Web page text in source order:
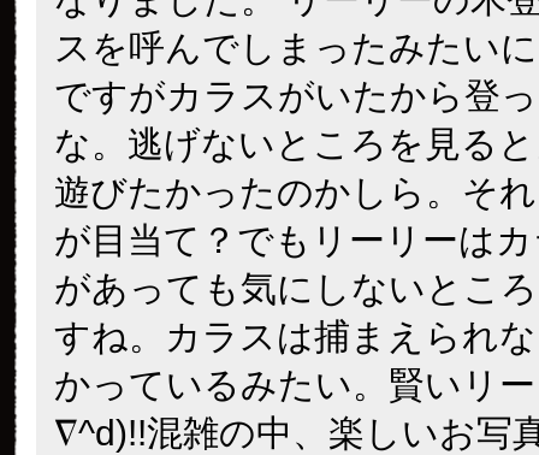
スを呼んでしまったみたい
ですがカラスがいたから登
な。逃げないところを見る
遊びたかったのかしら。そ
が目当て？でもリーリーは
があっても気にしないとこ
すね。カラスは捕まえられ
かっているみたい。賢いリ
∇^d)!!混雑の中、楽しいお写